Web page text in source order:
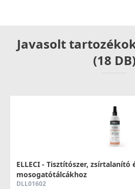
Javasolt
(18
ELLECI - Tisztítószer,
mosogatótálcákhoz
DLL01602